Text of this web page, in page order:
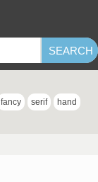
fancy serif hand